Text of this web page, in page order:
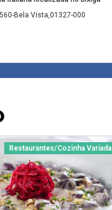
Bela Vista,01327-000
Restaurantes/Cozinha Variada